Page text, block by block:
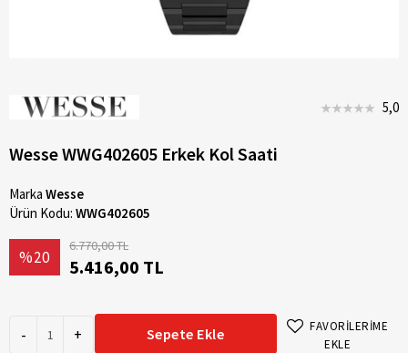
5,0
Wesse WWG402605 Erkek Kol Saati
Marka Wesse
Ürün Kodu: WWG402605
%20
6.770,00 TL
5.416,00 TL
- + Sepete Ekle
FAVORİLERİME
EKLE